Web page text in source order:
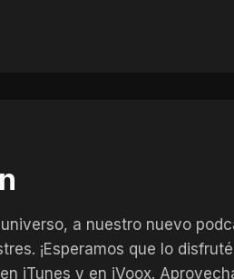
a nuestro nuevo
¡Esperamos que lo
iTunes y en iVoox.